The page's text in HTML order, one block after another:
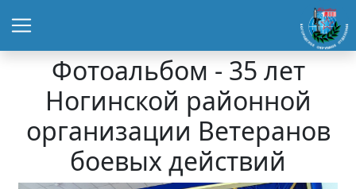
Фотоальбом - 35 лет
Ногинской районной
организации Ветеранов
боевых действий